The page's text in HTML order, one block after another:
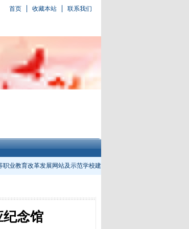
首页 收藏本站 联系我们
业教育改革发展网站及示范学校建设专题网站
念馆